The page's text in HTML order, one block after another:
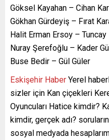
Göksel Kayahan – Cihan
Gökhan Gürdeyiş – Fırat
Halit Erman Ersoy – Tuncay
Nuray Şerefoğlu – Kader
Buse Bedir – Gül Güler
Eskişehir Haber Yerel
sizler için Kan çiçekleri
Oyuncuları Hatice kimdir?
kimdir, gerçek adı?
sosyal medyada